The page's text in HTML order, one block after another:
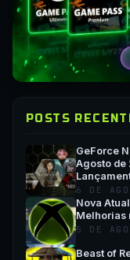
POSTS
GeForce
Agosto de
6 DE
Nova
Melhorias
5 DE
Beast of